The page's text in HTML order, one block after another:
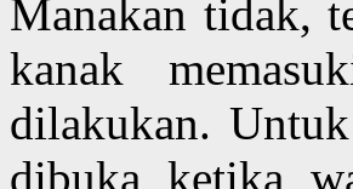
Manakan tidak,
kanak
dilakukan.
dibuka ketika